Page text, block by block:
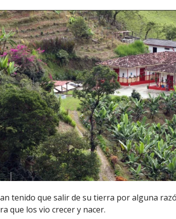
tenido que salir de su tierra por alguna
que los vio crecer y nacer.